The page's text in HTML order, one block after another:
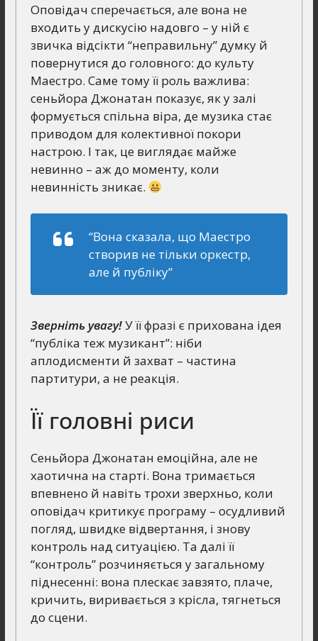
Оповідач сперечається, але вона не
входить у дискусію надовго – у ній є
звичка відсікти “неправильну” думку й
повернутися до головного: до культу
Маестро. Саме тому її роль важлива:
сеньйора Джонатан показує, як у залі
формується спільна віра, де музика стає
приводом для колективної покори
настрою. І так, це виглядає майже
невинно – аж до моменту, коли
невинність зникає.
“Вона сказала, що Маестро
створив не тільки оркестр,
але й публіку”
Зверніть увагу!У її фразі є прихована ідея
“публіка теж музикант”: ніби
аплодисменти й захват – частина
партитури, а не реакція.
Її головні риси
Сеньйора Джонатан емоційна, але не
хаотична на старті. Вона тримається
впевнено й навіть трохи зверхньо, коли
оповідач критикує програму – осудливий
погляд, швидке відвертання, і знову
контроль над ситуацією. Та далі її
“контроль” розчиняється у загальному
піднесенні: вона плескає завзято, плаче,
кричить, виривається з крісла, тягнеться
до сцени.